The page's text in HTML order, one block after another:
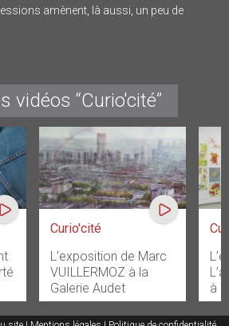
amènent, là aussi, un peu de
vidéos “Curio'cité”
Curio'cité
L’exposition de Marc
VUILLERMOZ à la
Galerie Audet
à